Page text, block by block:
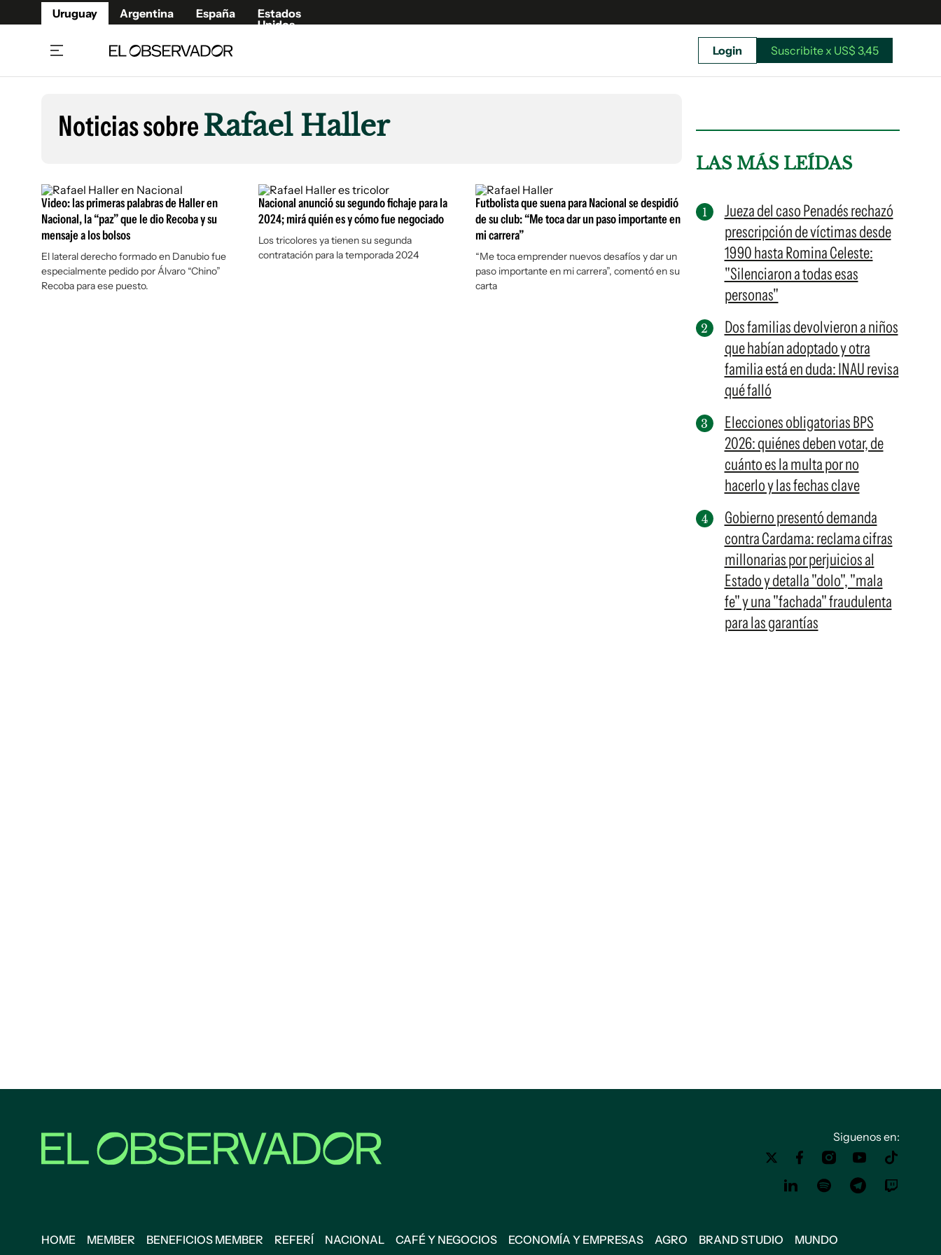
Uruguay Argentina España
Estados
Unidos
Beneficios Member
Café y Negocios
Economía y Empresas
Agro
Brand Studio
Mundo
Fúnebres
Publicaciones
Newsletters
Argentina
España
Suscribite x US$ 3,45
Login Suscribite x US$ 3,45
Noticias sobreRafael Haller
Video: las primeras palabras de Haller en
Nacional, la “paz” que le dio Recoba y su
mensaje a los bolsos
El lateral derecho formado en Danubio fue
especialmente pedido por Álvaro “Chino”
Recoba para ese puesto.
Nacional anunció su segundo fichaje para la
2024; mirá quién es y cómo fue negociado
Los tricolores ya tienen su segunda
contratación para la temporada 2024
Futbolista que suena para Nacional se despidió
de su club: “Me toca dar un paso importante en
mi carrera”
“Me toca emprender nuevos desafíos y dar un
paso importante en mi carrera”, comentó en su
carta
LAS MÁS LEÍDAS
Jueza del caso Penadés rechazó
prescripción de víctimas desde
1990 hasta Romina Celeste:
"Silenciaron a todas esas
personas"
Dos familias devolvieron a niños
que habían adoptado y otra
familia está en duda: INAU revisa
qué falló
Elecciones obligatorias BPS
2026: quiénes deben votar, de
cuánto es la multa por no
hacerlo y las fechas clave
Gobierno presentó demanda
contra Cardama: reclama cifras
millonarias por perjuicios al
Estado y detalla "dolo", "mala
fe" y una "fachada" fraudulenta
para las garantías
Siguenos en:
HOME MEMBER BENEFICIOS MEMBER REFERÍ NACIONAL CAFÉ Y NEGOCIOS ECONOMÍA Y EMPRESAS AGRO BRAND STUDIO MUNDO